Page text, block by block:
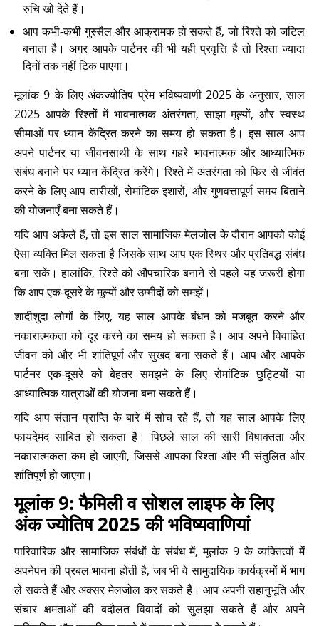
रुचि खो देते हैं।
आप कभी-कभी गुस्सैल और आक्रामक हो सकते हैं, जो रिश्ते को जटिल
बनाता है। अगर आपके पार्टनर की भी यही प्रवृत्ति है तो रिश्ता ज्यादा
दिनों तक नहीं टिक पाएगा।
मूलांक 9 के लिए अंकज्योतिष प्रेम भविष्यवाणी 2025 के अनुसार, साल
2025 आपके रिश्तों में भावनात्मक अंतरंगता, साझा मूल्यों, और स्वस्थ
सीमाओं पर ध्यान केंद्रित करने का समय हो सकता है। इस साल आप
अपने पार्टनर या जीवनसाथी के साथ गहरे भावनात्मक और आध्यात्मिक
संबंध बनाने पर ध्यान केंद्रित करेंगे। रिश्ते में अंतरंगता को फिर से जीवंत
करने के लिए आप तारीखों, रोमांटिक इशारों, और गुणवत्तापूर्ण समय बिताने
की योजनाएँ बना सकते हैं।
यदि आप अकेले हैं, तो इस साल सामाजिक मेलजोल के दौरान आपको कोई
ऐसा व्यक्ति मिल सकता है जिसके साथ आप एक स्थिर और प्रतिबद्ध संबंध
बना सकें। हालांकि, रिश्ते को औपचारिक बनाने से पहले यह जरूरी होगा
कि आप एक-दूसरे के मूल्यों और उम्मीदों को समझें।
शादीशुदा लोगों के लिए, यह साल आपके बंधन को मजबूत करने और
नकारात्मकता को दूर करने का समय हो सकता है। आप अपने विवाहित
जीवन को और भी शांतिपूर्ण और सुखद बना सकते हैं। आप और आपके
पार्टनर एक-दूसरे को बेहतर समझने के लिए रोमांटिक छुट्टियों या
आध्यात्मिक यात्राओं की योजना बना सकते हैं।
यदि आप संतान प्राप्ति के बारे में सोच रहे हैं, तो यह साल आपके लिए
फायदेमंद साबित हो सकता है। पिछले साल की सारी विषाक्तता और
नकारात्मकता कम हो जाएगी, जिससे आपका रिश्ता और भी संतुलित और
शांतिपूर्ण हो जाएगा।
मूलांक 9: फैमिली व सोशल लाइफ के लिए
अंक ज्योतिष 2025 की भविष्यवाणियां
पारिवारिक और सामाजिक संबंधों के संबंध में, मूलांक 9 के व्यक्तित्वों में
अपनेपन की प्रबल भावना होती है, जब भी वे सामुदायिक कार्यक्रमों में भाग
ले सकते हैं और अक्सर मेलजोल कर सकते हैं। आप अपनी सहानुभूति और
संचार क्षमताओं की बदौलत विवादों को सुलझा सकते हैं और अपने